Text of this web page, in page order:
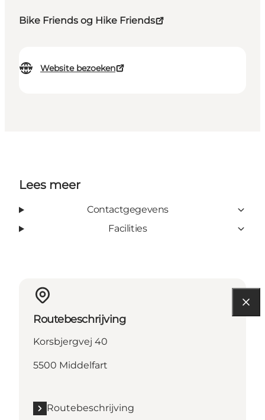
Bike Friends og Hike Friends
Website bezoeken
Lees meer
Contactgegevens
Facilities
Routebeschrijving
Korsbjergvej 40
5500 Middelfart
Routebeschrijving